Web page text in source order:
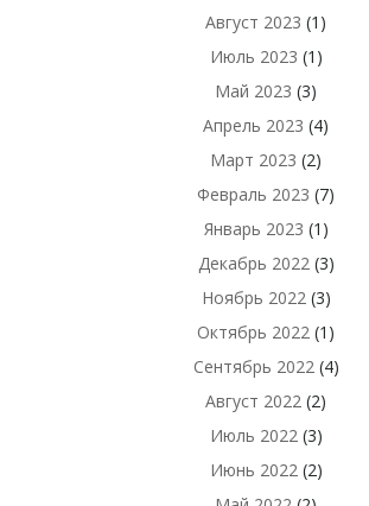
Август 2023 (1)
Июль 2023 (1)
Май 2023 (3)
Апрель 2023 (4)
Март 2023 (2)
Февраль 2023 (7)
Январь 2023 (1)
Декабрь 2022(3)
Ноябрь 2022(3)
Октябрь 2022 (1)
Сентябрь 2022(4)
Август 2022 (2)
Июль 2022(3)
Июнь 2022(2)